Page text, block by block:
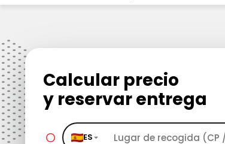
Calcular precio
y reservar entrega
ES